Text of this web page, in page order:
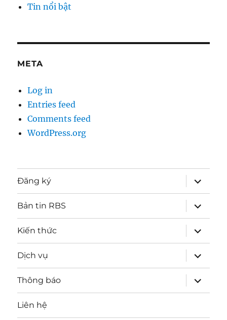
Tin nổi bật
META
Log in
Entries feed
Comments feed
WordPress.org
Đăng ký
expand
child
menu
Bản tin RBS
expand
child
menu
Kiến thức
expand
child
menu
Dịch vụ
expand
child
menu
Thông báo
expand
child
menu
Liên hệ